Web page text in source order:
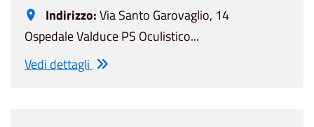
Indirizzo:Via Santo Garovaglio, 14
Ospedale Valduce PS Oculistico...
Vedi dettagli